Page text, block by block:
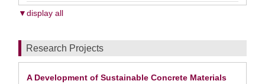
▼display all
Research Projects
A Development of Sustainable Concrete Materials